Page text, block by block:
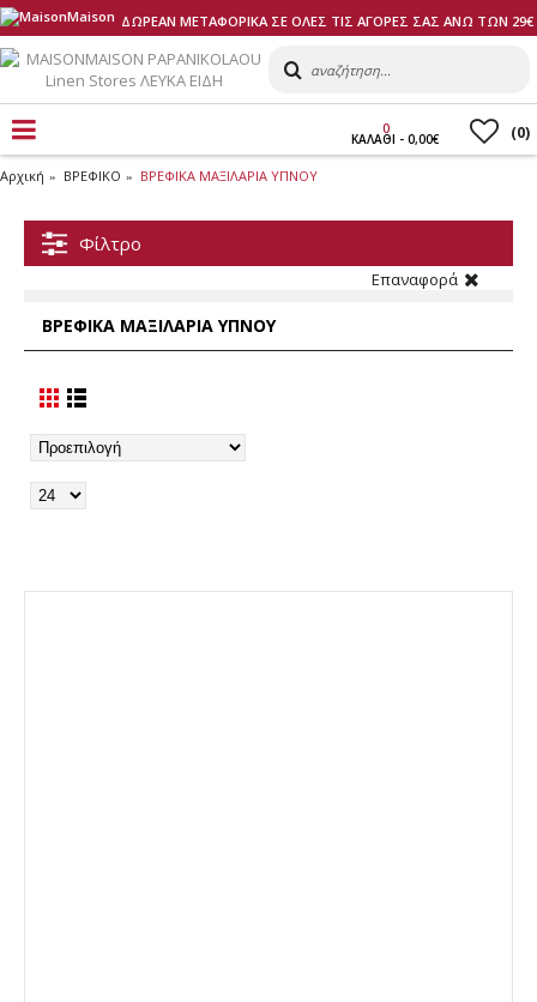
ΔΩΡΕΑΝ ΜΕΤΑΦΟΡΙΚΑ ΣΕ ΟΛΕΣ ΤΙΣ ΑΓΟΡΕΣ ΣΑΣ ΑΝΩ ΤΩΝ 29€
0
ΚΑΛΑΘI - 0,00€ (0)
Αρχική ΒΡΕΦΙΚΟ ΒΡΕΦΙΚΑ ΜΑΞΙΛΑΡΙΑ ΥΠΝΟΥ
Φίλτρο
Επαναφορά
ΒΡΕΦΙΚΑ ΜΑΞΙΛΑΡΙΑ ΥΠΝΟΥ